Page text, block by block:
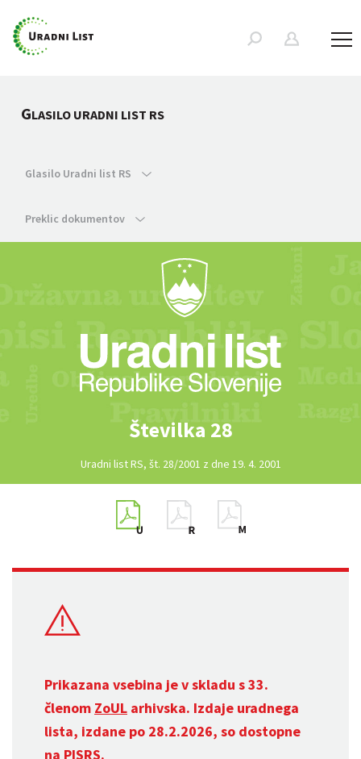
GLASILO URADNI LIST RS
Glasilo Uradni list RS
Preklic dokumentov
Številka 28
Uradni list RS, št. 28/2001 z dne 19. 4. 2001
Prikazana vsebina je v skladu s 33.
členom ZoUL arhivska. Izdaje uradnega
lista, izdane po 28.2.2026, so dostopne
na PISRS.